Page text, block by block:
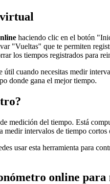
haciendo clic en el botón
"Vueltas" que te permiten
los tiempos registrados para
útil cuando necesitas medir
donde gana el mejor tiempo.
medición del tiempo. Está
medir intervalos de tiempo cortos
usar esta herramienta para
online